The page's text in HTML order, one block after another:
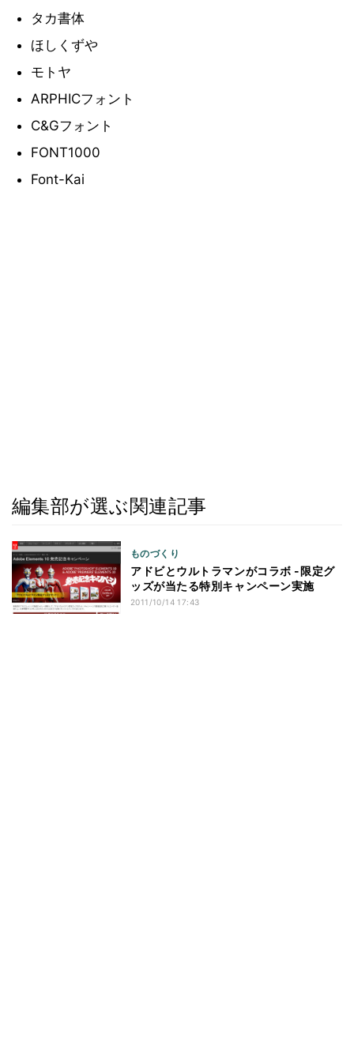
タカ書体
ほしくずや
モトヤ
ARPHICフォント
C&Gフォント
FONT1000
Font-Kai
編集部が選ぶ関連記事
ものづくり
アドビとウルトラマンがコラボ -限定グ
ッズが当たる特別キャンペーン実施
2011/10/14 17:43